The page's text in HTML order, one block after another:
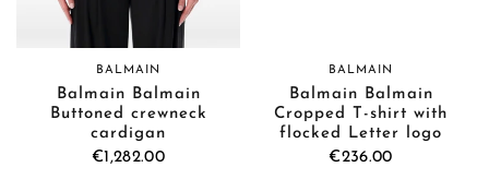
BALMAIN
Balmain Balmain
Buttoned crewneck
cardigan
€1,282.00
BALMAIN
Balmain Balmain
Cropped T-shirt with
flocked Letter logo
€236.00